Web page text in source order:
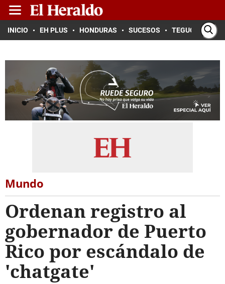
INICIO EH PLUS HONDURAS SUCESOS TEGUCIGALPA
Mundo
Ordenan registro al
gobernador de Puerto
Rico por escándalo de
'chatgate'